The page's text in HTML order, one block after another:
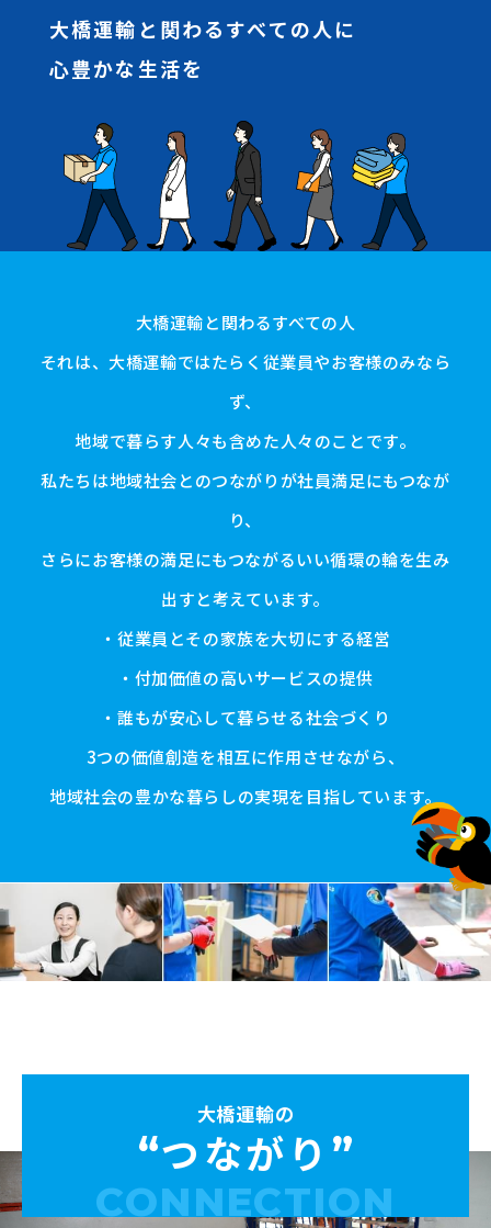
大橋運輸と関わるすべての人に
心豊かな生活を
大橋運輸と関わるすべての人
それは、大橋運輸ではたらく従業員やお客様のみなら
ず、
地域で暮らす人々も含めた人々のことです。
私たちは地域社会とのつながりが社員満足にもつなが
り、
さらにお客様の満足にもつながるいい循環の輪を生み
出すと考えています。
・従業員とその家族を大切にする経営
・付加価値の高いサービスの提供
・誰もが安心して暮らせる社会づくり
3つの価値創造を相互に作用させながら、
地域社会の豊かな暮らしの実現を目指しています。
大橋運輸の
つながり
CONNECTION